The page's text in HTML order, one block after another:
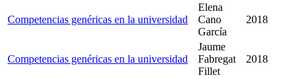
Competencias genéricas en la universidad
Elena
Cano
García
2018
Competencias genéricas en la universidad
Jaume
Fabregat
Fillet
2018